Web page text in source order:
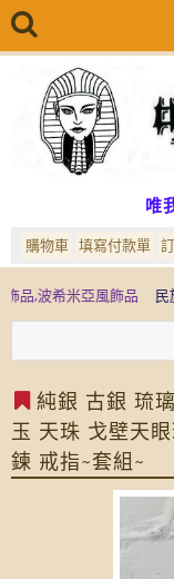
唯
購物車 填寫付款單
米亞風飾品 民族風飾品
純銀 古銀 琉
玉 天珠 戈壁天
鍊 戒指~套組~